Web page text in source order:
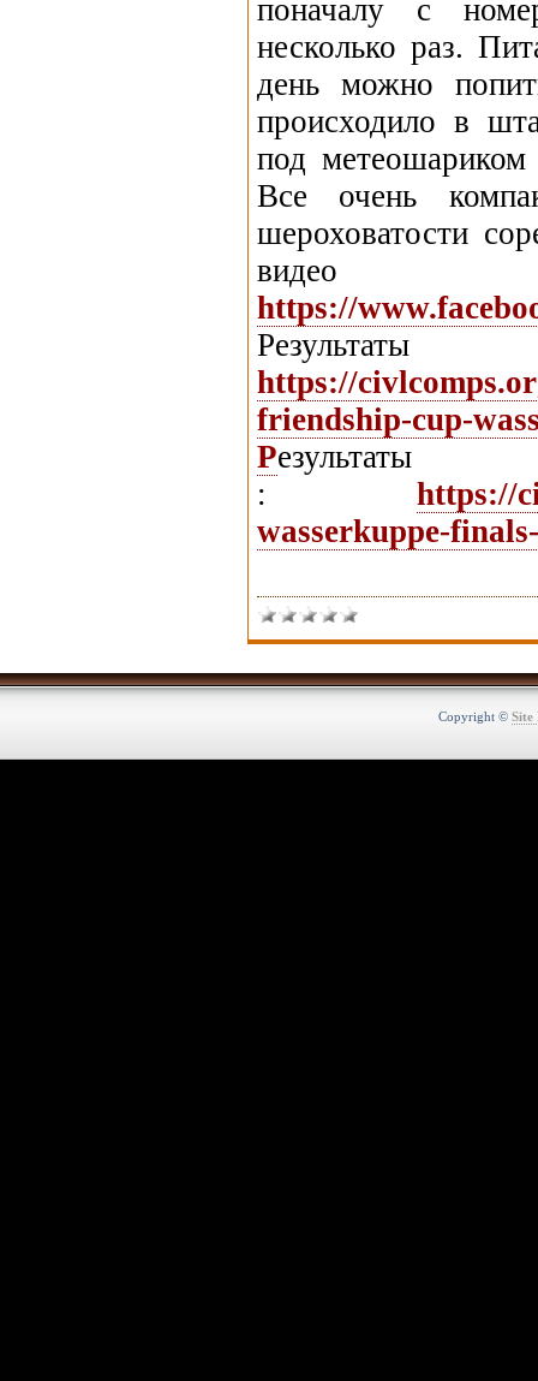
поначалу с
несколько раз.
день можно
происходило в
под
Все очень
шероховатости
https://
https://
friendship-cup-
Р
: https://
wasserkuppe-
Copyright © Site